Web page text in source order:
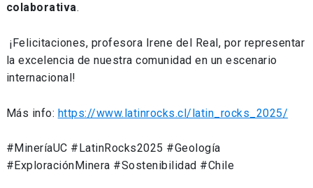
colaborativa.
¡Felicitaciones, profesora Irene del Real, por representar
la excelencia de nuestra comunidad en un escenario
internacional!
Más info: https://www.latinrocks.cl/latin_rocks_2025/
#MineríaUC #LatinRocks2025 #Geología
#ExploraciónMinera #Sostenibilidad #Chile